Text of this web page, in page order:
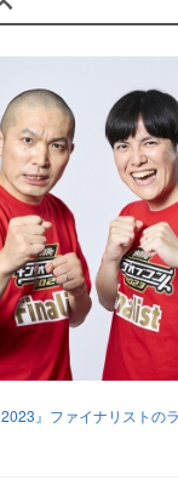
2023』ファイナリストの